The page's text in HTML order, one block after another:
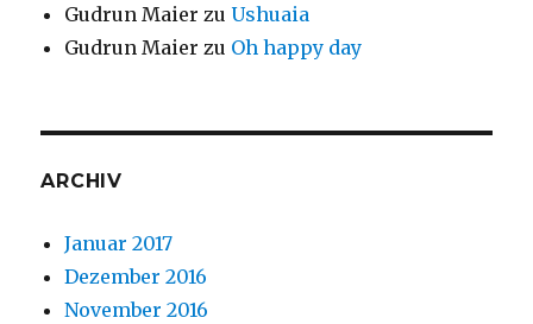
Gudrun Maier zuUshuaia
Gudrun Maier zu Oh happy day
ARCHIV
Januar 2017
Dezember 2016
November 2016